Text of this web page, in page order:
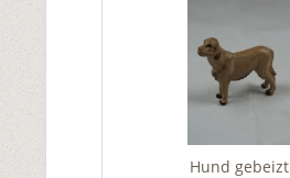
Hund gebeizt